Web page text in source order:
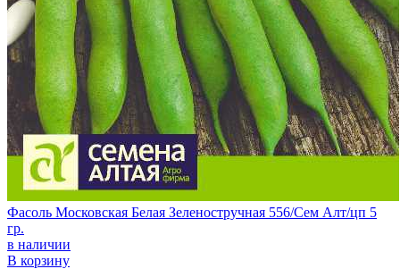
Фасоль Московская Белая Зеленостручная 556/Сем Алт/цп 5
гр.
в наличии
В корзину